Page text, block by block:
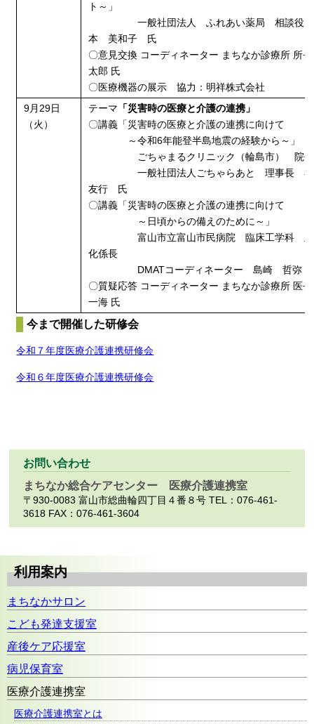
利用案内
まちなかサロン
こども発達支援室
産後ケア応援室
病児保育室
医療介護連携室
医療介護連携室とは
ト～」
一般社団法人 ふれあい薬局 相談役
本 美和子 氏
〇意見交換 コーディネーター まちなか診療所 所
太郎 氏
〇医療機器の展示 協力：明祥株式会社
9月29日
（火）
テーマ 「災害時の医療と介護の連携」
〇講義「災害時の医療と介護の連携に向けて
～令和6年能登半島地震の経験から～」
ごちゃまるクリニック（輪島市） 院長
一般社団法人ごちゃらあと 理事長
友行 氏
〇講義「災害時の医療と介護の連携に向けて
～日頃からの備えのために～」
富山市立富山市民病院 臨床工学科 血
化係長
DMATコーディネーター 島崎 哲弥
〇質疑応答 コーディネーター まちなか診療所 医
一海 氏
今まで開催した研修会
令和７年度医療介護連携研修会
令和６年度医療介護連携研修会
お問い合わせ
まちなか総合ケアセンター 医療介護連携室
〒930-0083 富山市総曲輪四丁目４番８号 TEL：076-461-
3618 FAX：076-461-3604